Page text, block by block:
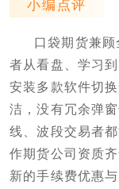
小编点评
口袋期货兼
者从看盘、学习
安装多款软件切
洁，没有冗余弹
线、波段交易者
作期货公司资质
新的手续费优惠